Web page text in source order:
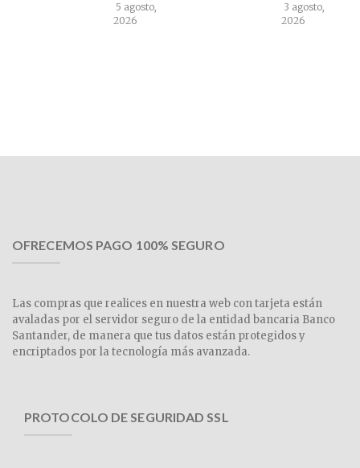
5 agosto,
2026
3 agosto,
2026
OFRECEMOS PAGO 100% SEGURO
Las compras que realices en nuestra web con tarjeta están
avaladas por el servidor seguro de la entidad bancaria Banco
Santander, de manera que tus datos están protegidos y
encriptados por la tecnología más avanzada.
PROTOCOLO DE SEGURIDAD SSL